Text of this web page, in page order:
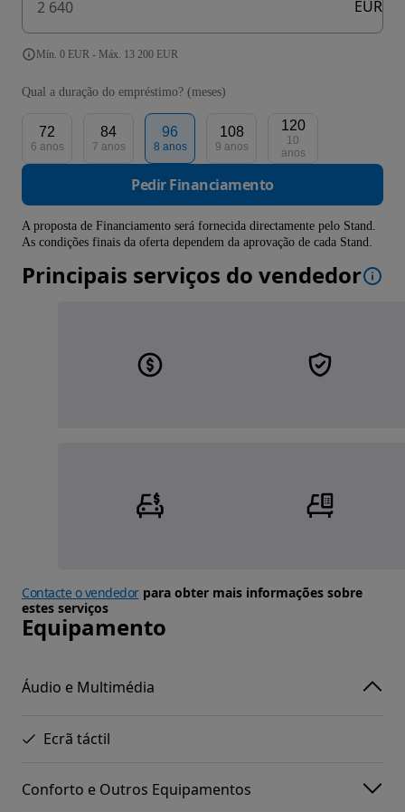
EUR
Mín. 0 EUR - Máx. 13 200 EUR
Qual a duração do empréstimo? (meses)
72
6 anos
84
7 anos
96
8 anos
108
9 anos
120
10
anos
Pedir Financiamento
A proposta de Financiamento será fornecida directamente pelo Stand.
As condições finais da oferta dependem da aprovação de cada Stand.
Principais serviços do vendedor
Contacte o vendedorpara obter mais informações sobre
estes serviços
Equipamento
Áudio e Multimédia
Ecrã táctil
Conforto e Outros Equipamentos